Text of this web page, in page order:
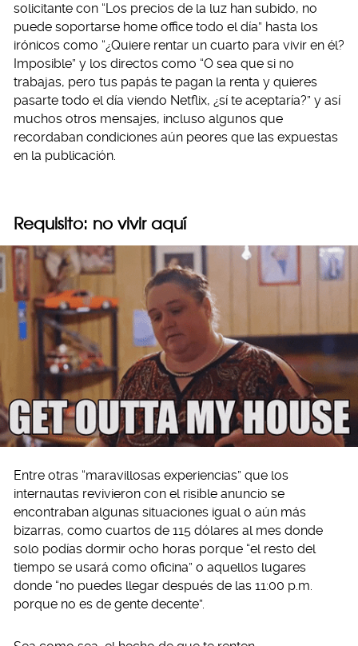
solicitante con “Los precios de la luz han subido, no
puede soportarse home office todo el día” hasta los
irónicos como “¿Quiere rentar un cuarto para vivir en él?
Imposible” y los directos como “O sea que si no
trabajas, pero tus papás te pagan la renta y quieres
pasarte todo el día viendo Netflix, ¿sí te aceptaría?” y así
muchos otros mensajes, incluso algunos que
recordaban condiciones aún peores que las expuestas
en la publicación.
Requisito: no vivir aquí
Entre otras “maravillosas experiencias” que los
internautas revivieron con el risible anuncio se
encontraban algunas situaciones igual o aún más
bizarras, como cuartos de 115 dólares al mes donde
solo podías dormir ocho horas porque “el resto del
tiempo se usará como oficina” o aquellos lugares
donde “no puedes llegar después de las 11:00 p.m.
porque no es de gente decente”.